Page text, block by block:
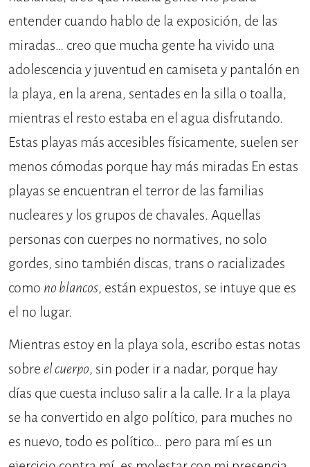
entender cuando hablo de la exposición, de las
miradas… creo que mucha gente ha vivido una
adolescencia y juventud en camiseta y pantalón en
la playa, en la arena, sentades en la silla o toalla,
mientras el resto estaba en el agua disfrutando.
Estas playas más accesibles físicamente, suelen ser
menos cómodas porque hay más miradas En estas
playas se encuentran el terror de las familias
nucleares y los grupos de chavales. Aquellas
personas con cuerpes no normatives, no solo
gordes, sino también discas, trans o racializades
como no blancos, están expuestos, se intuye que es
el no lugar.
Mientras estoy en la playa sola, escribo estas notas
sobre el cuerpo, sin poder ir a nadar, porque hay
días que cuesta incluso salir a la calle. Ir a la playa
se ha convertido en algo político, para muches no
es nuevo, todo es político… pero para mí es un